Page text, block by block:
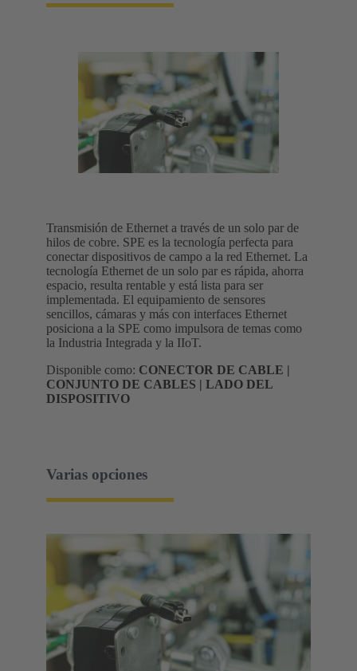
Transmisión de Ethernet a través de un solo par de
hilos de cobre. SPE es la tecnología perfecta para
conectar dispositivos de campo a la red Ethernet. La
tecnología Ethernet de un solo par es rápida, ahorra
espacio, resulta rentable y está lista para ser
implementada. El equipamiento de sensores
sencillos, cámaras y más con interfaces Ethernet
posiciona a la SPE como impulsora de temas como
la Industria Integrada y la IIoT.
Disponible como: CONECTOR DE CABLE |
CONJUNTO DE CABLES | LADO DEL
DISPOSITIVO
Varias opciones